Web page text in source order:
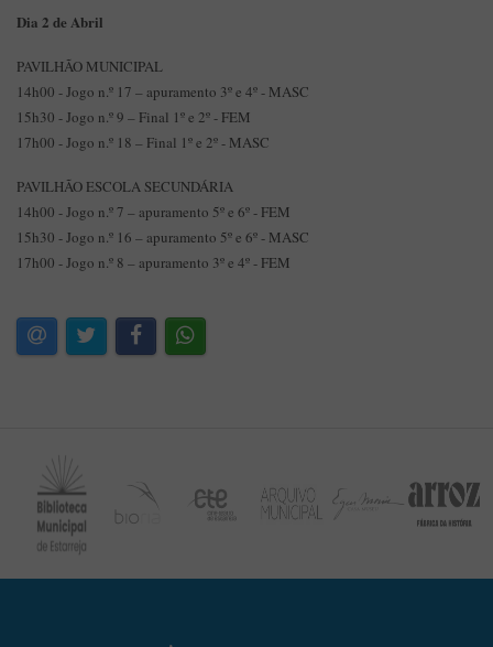
Dia 2 de Abril
PAVILHÃO MUNICIPAL
14h00 - Jogo n.º 17 – apuramento 3º e 4º - MASC
15h30 - Jogo n.º 9 – Final 1º e 2º - FEM
17h00 - Jogo n.º 18 – Final 1º e 2º - MASC
PAVILHÃO ESCOLA SECUNDÁRIA
14h00 - Jogo n.º 7 – apuramento 5º e 6º - FEM
15h30 - Jogo n.º 16 – apuramento 5º e 6º - MASC
17h00 - Jogo n.º 8 – apuramento 3º e 4º - FEM